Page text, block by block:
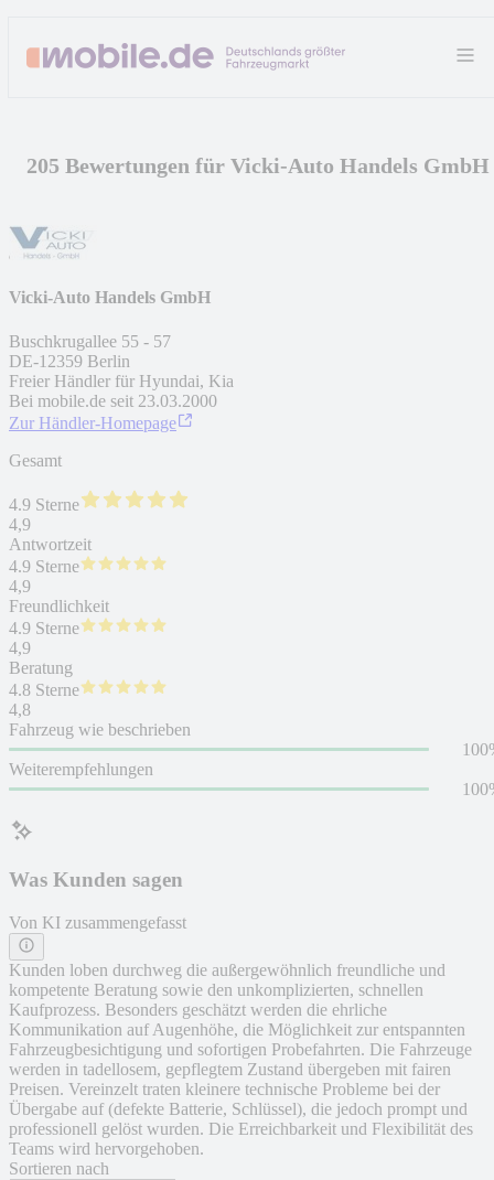
205 Bewertungen für Vicki-Auto Handels GmbH
Was Kunden sagen
Von KI zusammengefasst
Kunden loben durchweg die außergewöhnlich freundliche und
kompetente Beratung sowie den unkomplizierten, schnellen
Kaufprozess. Besonders geschätzt werden die ehrliche
Kommunikation auf Augenhöhe, die Möglichkeit zur entspannten
Fahrzeugbesichtigung und sofortigen Probefahrten. Die Fahrzeuge
werden in tadellosem, gepflegtem Zustand übergeben mit fairen
Preisen. Vereinzelt traten kleinere technische Probleme bei der
Übergabe auf (defekte Batterie, Schlüssel), die jedoch prompt und
professionell gelöst wurden. Die Erreichbarkeit und Flexibilität des
Teams wird hervorgehoben.
Sortieren nach
Vicki-Auto Handels GmbH
Buschkrugallee 55 - 57
DE-12359 Berlin
Freier Händler für Hyundai, Kia
Bei mobile.de seit 23.03.2000
Zur Händler-Homepage
Gesamt
4.9 Sterne
4,9
Antwortzeit
4.9 Sterne
4,9
Freundlichkeit
4.9 Sterne
4,9
Beratung
4.8 Sterne
4,8
Fahrzeug wie beschrieben
Weiterempfehlungen